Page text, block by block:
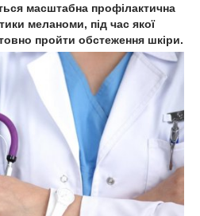
масштабна профілактична
меланоми, під час якої
пройти обстеження шкіри.